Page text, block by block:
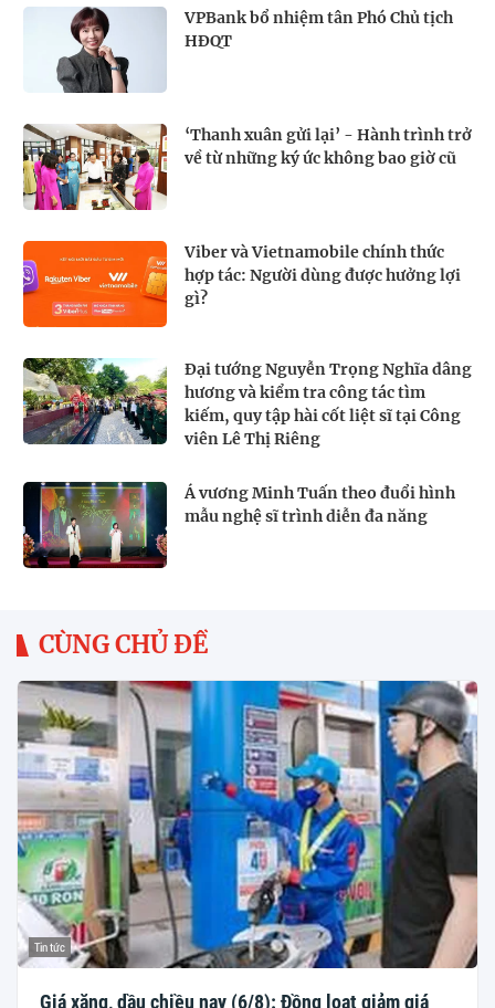
VPBank bổ nhiệm tân Phó Chủ tịch
HĐQT
‘Thanh xuân gửi lại’ - Hành trình trở
về từ những ký ức không bao giờ cũ
Viber và Vietnamobile chính thức
hợp tác: Người dùng được hưởng lợi
gì?
Đại tướng Nguyễn Trọng Nghĩa dâng
hương và kiểm tra công tác tìm
kiếm, quy tập hài cốt liệt sĩ tại Công
viên Lê Thị Riêng
Á vương Minh Tuấn theo đuổi hình
mẫu nghệ sĩ trình diễn đa năng
CÙNG CHỦ ĐỀ
Tin tức
Giá xăng, dầu chiều nay (6/8): Đồng loạt giảm giá